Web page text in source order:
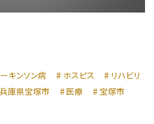
キンソン病 ホスピス
リハビリ
兵庫県宝塚市 医療
宝塚市